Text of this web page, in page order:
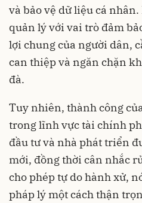
và bảo vệ dữ liệu cá
quản lý với vai trò đảm
lợi chung của người dân,
can thiệp và ngăn chặn
đà.
Tuy nhiên, thành công
trong lĩnh vực tài chính
đầu tư và nhà phát triển
mới, đồng thời cân nhắc
cho phép tự do hành xử,
pháp lý một cách thận